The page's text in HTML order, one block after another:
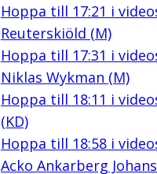
Hoppa till 17:21 i
Reuterskiöld (M)
Hoppa till 17:31 i
Niklas Wykman (M)
Hoppa till 18:11 i
(KD)
Hoppa till 18:58i
Acko Ankarberg